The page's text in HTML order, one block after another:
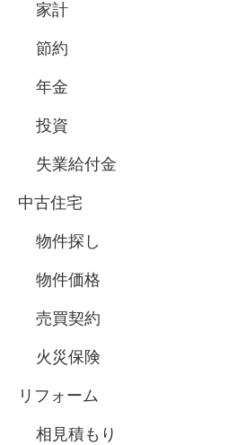
家計
節約
年金
投資
失業給付金
中古住宅
物件探し
物件価格
売買契約
火災保険
リフォーム
相見積もり